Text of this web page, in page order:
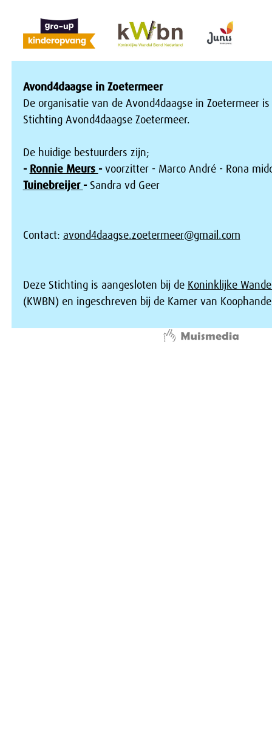
Avond4daagse in Zoetermeer
De organisatie van de Avond4daagse in Zoetermeer
Stichting Avond4daagse Zoetermeer.
De huidige bestuurders zijn;
- Ronnie Meurs - voorzitter - Marco André - Rona
Tuinebreijer - Sandra vd Geer
Contact: avond4daagse.zoetermeer@gmail.com
Deze Stichting is aangesloten bij de Koninklijke
(KWBN) en ingeschreven bij de Kamer van